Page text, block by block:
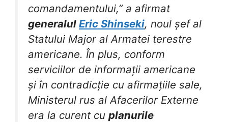
comandamentului,” a afirmat
generalul Eric Shinseki, noul șef al
Statului Major al Armatei terestre
americane. În plus, conform
serviciilor de informații americane
și în contradicție cu afirmațiile sale,
Ministerul rus al Afacerilor Externe
era la curent cu planurile